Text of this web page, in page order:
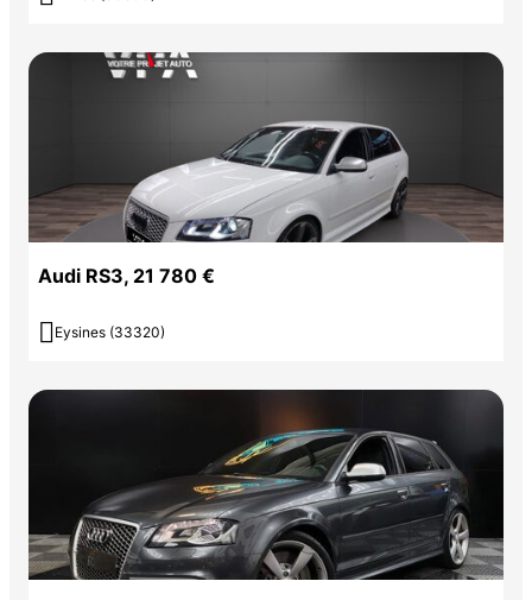
Audi RS3, 21 780 €
 Eysines (33320)